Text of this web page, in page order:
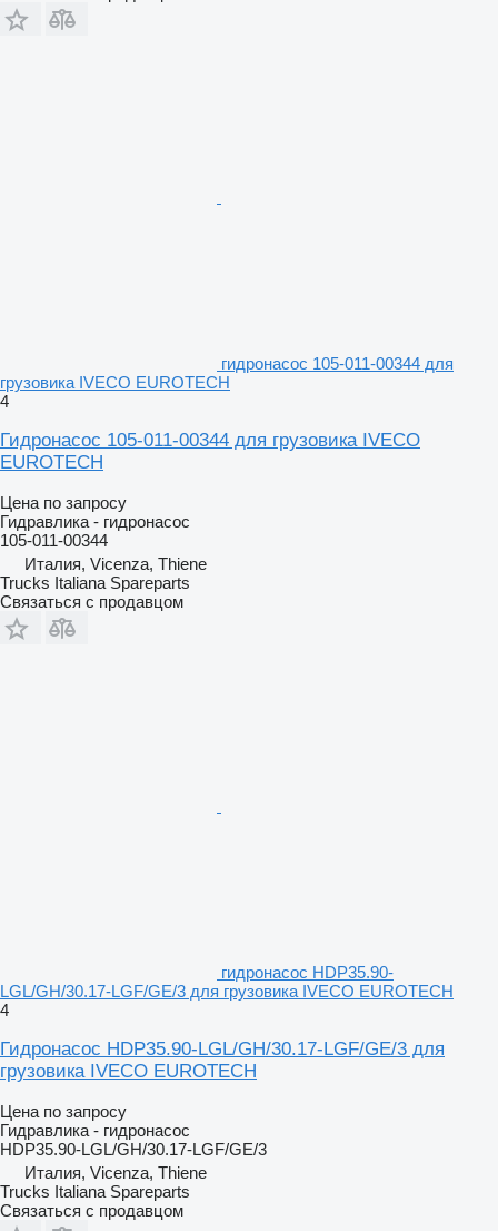
гидронасос 105-011-00344 для
грузовика IVECO EUROTECH
4
Гидронасос 105-011-00344 для грузовика IVECO
EUROTECH
Цена по запросу
Гидравлика - гидронасос
105-011-00344
Италия, Vicenza, Thiene
Trucks Italiana Spareparts
Связаться с продавцом
гидронасос HDP35.90-
LGL/GH/30.17-LGF/GE/3 для грузовика IVECO EUROTECH
4
Гидронасос HDP35.90-LGL/GH/30.17-LGF/GE/3 для
грузовика IVECO EUROTECH
Цена по запросу
Гидравлика - гидронасос
HDP35.90-LGL/GH/30.17-LGF/GE/3
Италия, Vicenza, Thiene
Trucks Italiana Spareparts
Связаться с продавцом